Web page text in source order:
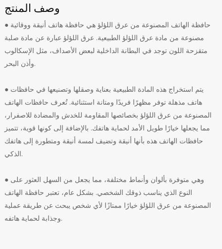
وصف المنتج
● حافظة الهاتف المصنوعة من عرق اللؤلؤ هي حافظة هاتف أنيقة ووقائية
مصنوعة من مادة عرق اللؤلؤ الطبيعية. عرق اللؤلؤ عبارة عن مادة صلبة
متقزحة اللون توجد في البطانة الداخلية لبعض الأصداف، مثل الإسكالوب
وأذن البحر.
● يتم استخراج هذه المادة الطبيعية بعناية وصقلها وتصنيعها في حافظات
هاتف مذهلة توفر مظهرًا فريدًا ومتانة استثنائية. تُعرف حافظات الهاتف
المصنوعة من عرق اللؤلؤ بخصائصها المقاومة للخدش والمضادة للاصفرار،
مما يجعلها خيارًا طويل الأمد لحماية هاتفك. بالإضافة إلى كونها قوية، تتميز
حافظات الهاتف هذه بأنها أنيقة وتضيف لمسة أنيقة ومتطورة إلى هاتفك
الذكي.
● وهي متوفرة بألوان وأنماط مختلفة، مما يجعل من السهل العثور على
النوع الذي يناسب ذوقك الشخصي. بشكل عام، تعتبر حافظة الهاتف
المصنوعة من عرق اللؤلؤ خيارًا ممتازًا لأي شخص يبحث عن طريقة عملية
وجذابة لحماية هاتفه.